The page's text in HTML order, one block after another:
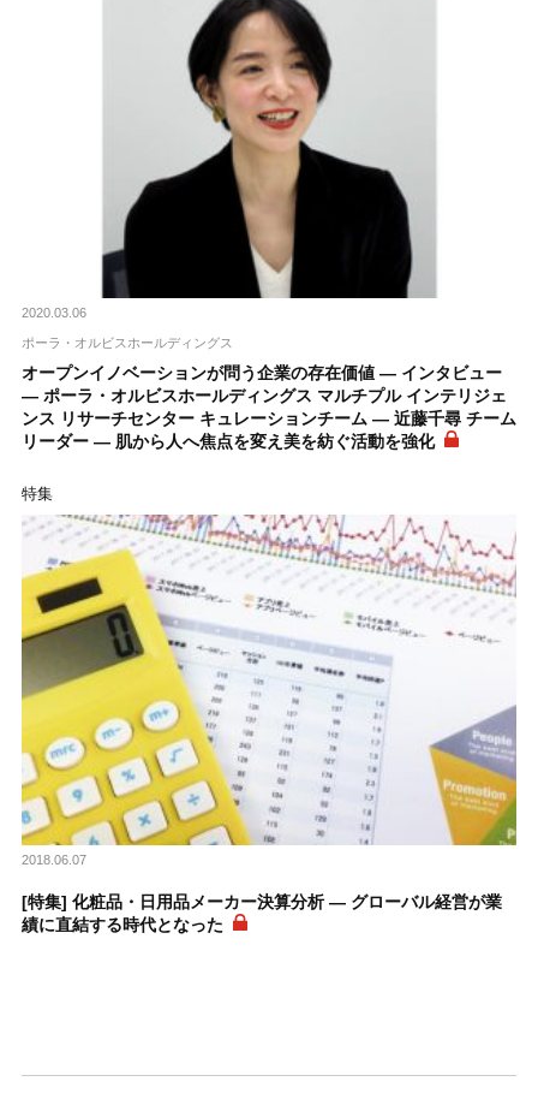
2020.03.06
ポーラ・オルビスホールディングス
オープンイノベーションが問う企業の存在価値 ― インタビュー
― ポーラ・オルビスホールディングス マルチプル インテリジェ
ンス リサーチセンター キュレーションチーム ― 近藤千尋 チーム
リーダー ― 肌から人へ焦点を変え美を紡ぐ活動を強化
特集
2018.06.07
[特集] 化粧品・日用品メーカー決算分析 ― グローバル経営が業
績に直結する時代となった